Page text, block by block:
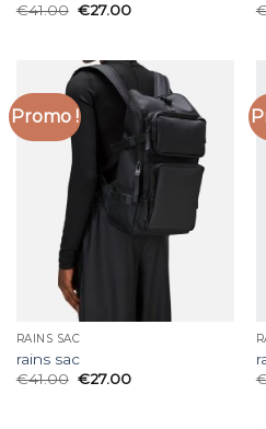
€41.00 €27.00
Promo !
RAINS SAC
rains sac
€41.00 €27.00